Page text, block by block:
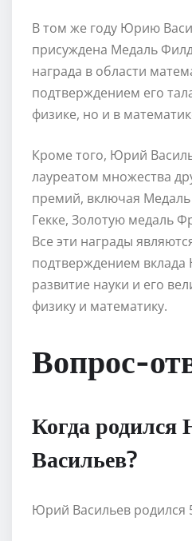
В том же году Юрию
присуждена Медаль
награда в области
подтверждением его
физике, но и в
Кроме того, Юрий
лауреатом множества
премий, включая
Гекке, Золотую медаль
Все эти награды
подтверждением
развитие науки и его
физику и математику.
Вопрос-
Когда
Васильев?
Юрий Васильев родился